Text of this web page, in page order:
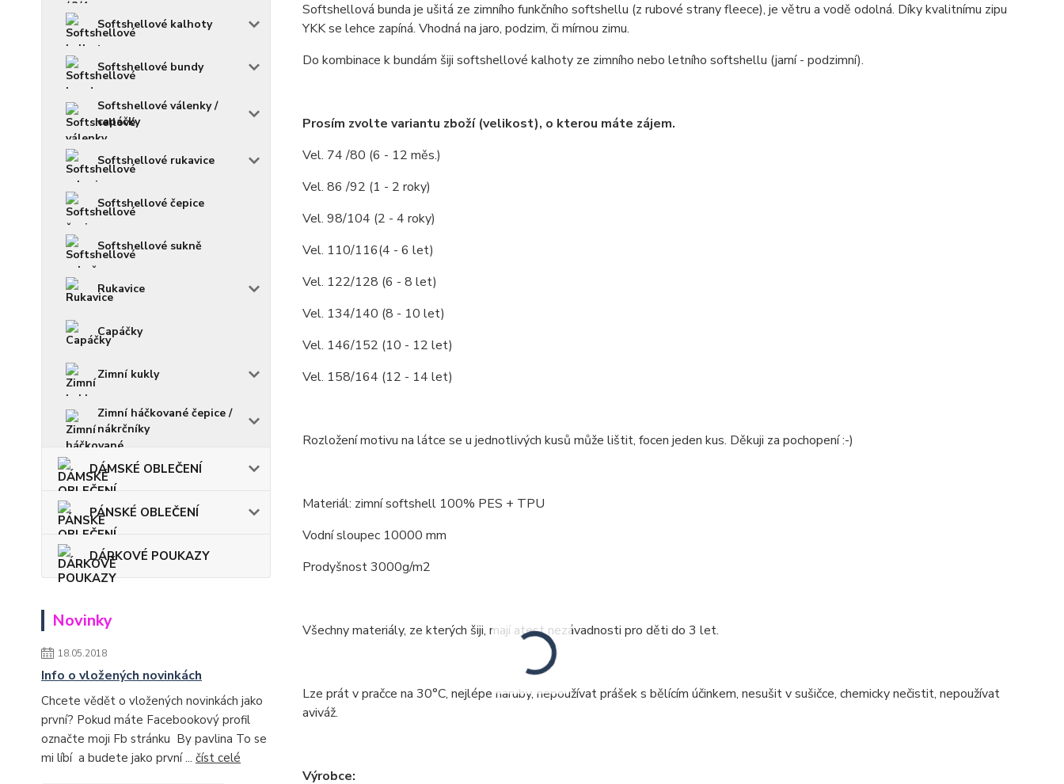
Softshellové kalhoty
Softshellové bundy
Softshellové válenky /
capáčky
Softshellové rukavice
Softshellové čepice
Softshellové sukně
Rukavice
Capáčky
Zimní kukly
Zimní háčkované čepice /
nákrčníky
DÁMSKÉ OBLEČENÍ
PÁNSKÉ OBLEČENÍ
DÁRKOVÉ POUKAZY
Novinky
18.05.2018
Info o vložených novinkách
Chcete vědět o vložených novinkách jako
první? Pokud máte Facebookový profil
označte moji Fb stránku By pavlina To se
mi líbí a budete jako první ... číst celé
Softshellová bunda je ušitá ze zimního funkčního softshellu (z rubové strany fleece), je větru a vodě odolná. Díky kvalitnímu zipu
YKK se lehce zapíná. Vhodná na jaro, podzim, či mírnou zimu.
Do kombinace k bundám šiji softshellové kalhoty ze zimního nebo letního softshellu (jarní - podzimní).
Prosím zvolte variantu zboží (velikost), o kterou máte zájem.
Vel. 74 /80 (6 - 12 měs.)
Vel. 86 /92 (1 - 2 roky)
Vel. 98/104 (2 - 4 roky)
Vel. 110/116(4 - 6 let)
Vel. 122/128 (6 - 8 let)
Vel. 134/140 (8 - 10 let)
Vel. 146/152 (10 - 12 let)
Vel. 158/164 (12 - 14 let)
Rozložení motivu na látce se u jednotlivých kusů může lištit, focen jeden kus. Děkuji za pochopení :-)
Materiál: zimní softshell 100% PES + TPU
Vodní sloupec 10000 mm
Prodyšnost 3000g/m2
Všechny materiály, ze kterých šiji, mají atest nezávadnosti pro děti do 3 let.
Lze prát v pračce na 30°C, nejlépe naruby, nepoužívat prášek s bělícím účinkem, nesušit v sušičce, chemicky nečistit, nepoužívat
aviváž.
Výrobce: